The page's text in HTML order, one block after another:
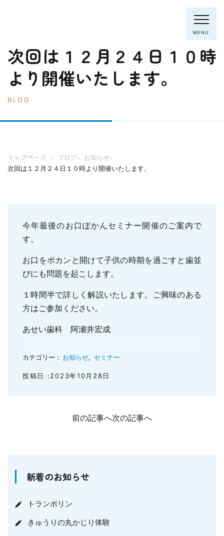
MENU
トップページ
診療内容
小児のむし歯予防
親知らずの抜歯
地図・診療時間
次回は１２月２４日１０時
より開催いたします。
BLOG
トップページ > ブログ> お知らせ>
次回は１２月２４日１０時より開催いたします。
今年最後のお口ぽかんセミナー開催のご案内で
す。
お口をポカンと開けて子供の時期を過ごすと歯並
びにも問題を起こします。
１時間半で詳しく解説いたします。ご興味のある
方はご参加ください。
あせい歯科 阿瀬井宏成
カテゴリー : お知らせ, セミナー
投稿日 :2023年10月28日
前の記事へ次の記事へ
新着のお知らせ
トランポリン
きゅうりの丸かじり体験